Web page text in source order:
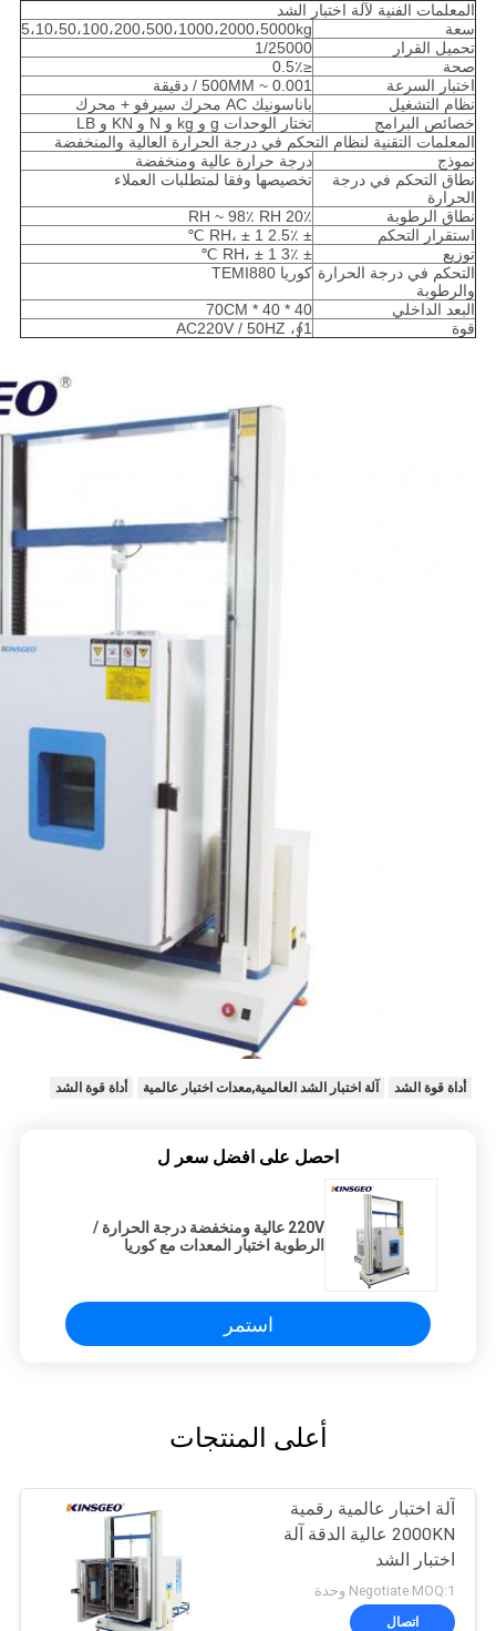
المعلمات الفنية لآلة اختبار الشد
سعة
5،10،50،100،200،500،1000،2000،5000kg
تحميل القرار
1/25000
صحة
≤0.5٪
اختبار السرعة
0.001 ~ 500MM / دقيقة
نظام التشغيل
باناسونيك AC محرك سيرفو + محرك
خصائص البرامج
تختار الوحدات g و kg و N و KN و LB
المعلمات التقنية لنظام التحكم في درجة الحرارة العالية والمنخفضة
نموذج
درجة حرارة عالية ومنخفضة
نطاق التحكم في درجة
الحرارة
تخصيصها وفقا لمتطلبات العملاء
نطاق الرطوبة
20٪ RH ~ 98٪ RH
استقرار التحكم
± 2.5٪ RH، ± 1 ℃
توزيع
± 3٪ RH، ± 1 ℃
التحكم في درجة الحرارة
والرطوبة
كوريا TEMI880
البعد الداخلي
40 * 40 * 70CM
قوة
1∮، AC220V / 50HZ
أداة قوة الشد آلة اختبار الشد العالمية,معدات اختبار عالمية أداة قوة الشد
احصل على افضل سعر ل
220V عالية ومنخفضة درجة الحرارة /
الرطوبة اختبار المعدات مع كوريا
استمر
أعلى المنتجات
آلة اختبار عالمية رقمية
2000KN عالية الدقة آلة
اختبار الشد
Negotiate MOQ:1 وحدة
اتصال